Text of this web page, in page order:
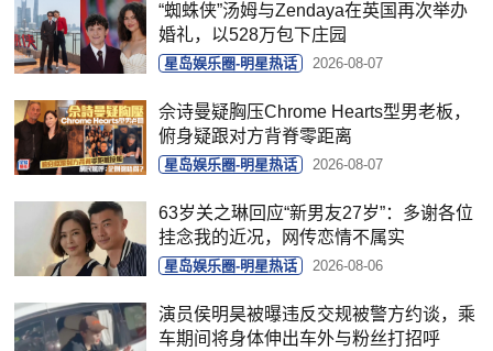
“蜘蛛侠”汤姆与Zendaya在英国再次举办
婚礼，以528万包下庄园
星岛娱乐圈-明星热话 2026-08-07
佘诗曼疑胸压Chrome Hearts型男老板，
俯身疑跟对方背脊零距离
星岛娱乐圈-明星热话 2026-08-07
63岁关之琳回应“新男友27岁”：多谢各位
挂念我的近况，网传恋情不属实
星岛娱乐圈-明星热话 2026-08-06
演员侯明昊被曝违反交规被警方约谈，乘
车期间将身体伸出车外与粉丝打招呼